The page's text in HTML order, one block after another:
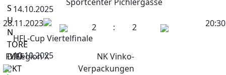
S
U
N
TORE
DIFF
PKT
28.11.2023
20:30
2 : 2
FV Legion X
NK Vinko-
Verpackungen
14.10.2025
HFL-Cup Viertelfinale
10.10.2025